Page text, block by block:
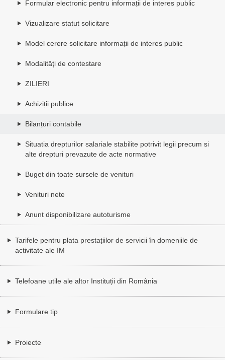
Formular electronic pentru informații de interes public
Vizualizare statut solicitare
Model cerere solicitare informații de interes public
Modalități de contestare
ZILIERI
Achiziții publice
Bilanțuri contabile
Situatia drepturilor salariale stabilite potrivit legii precum si
alte drepturi prevazute de acte normative
Buget din toate sursele de venituri
Venituri nete
Anunt disponibilizare autoturisme
Tarifele pentru plata prestațiilor de servicii în domeniile de
activitate ale IM
Telefoane utile ale altor Instituții din România
Formulare tip
Proiecte